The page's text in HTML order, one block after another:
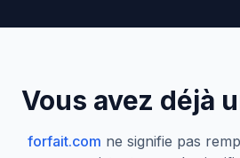
Vous avez déjà
forfait.com ne signifie pas